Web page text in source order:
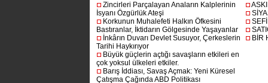
Zincirleri Parçalayan Anaların Kalplerinin
İsyanı Özgürlük Ateşi
Korkunun Muhalefeti Halkın Öfkesini
Bastıranlar, İktidarın Gölgesinde Yaşayanlar
İnkârın Duvarı Devlet Susuyor, Çerkeslerin
Tarihi Haykırıyor
Büyük güçlerin açtığı savaşların etkileri en
çok yoksul ülkeleri etkiler.
Barış İddiası, Savaş Açmak: Yeni Küresel
Çatışma Çağında ABD Politikası
BİR